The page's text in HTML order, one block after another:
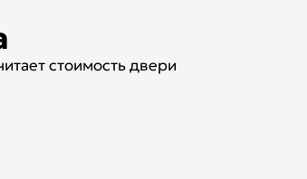
стоимость двери